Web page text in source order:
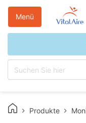
Menü
Produkte